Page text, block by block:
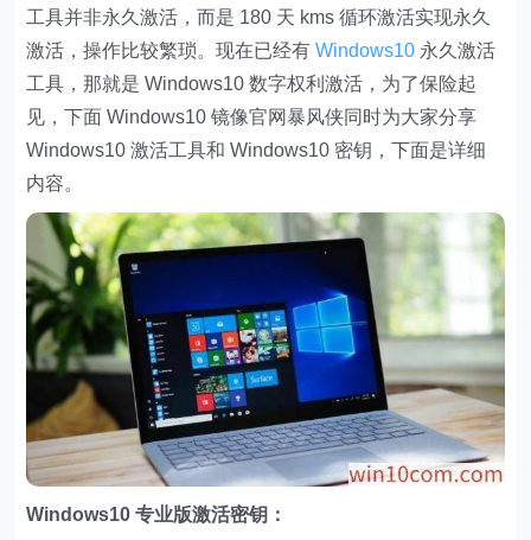
工具并非永久激活，而是 180 天 kms 循环激活实现永久
激活，操作比较繁琐。现在已经有Windows10 永久激活
工具，那就是 Windows10 数字权利激活，为了保险起
见，下面 Windows10 镜像官网暴风侠同时为大家分享
Windows10 激活工具和 Windows10 密钥，下面是详细
内容。
Windows10 专业版激活密钥：